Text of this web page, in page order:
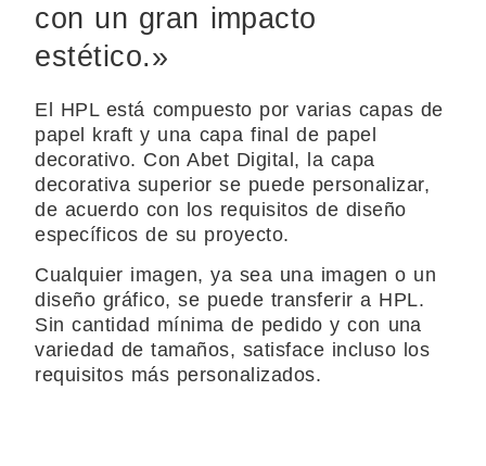
con un gran impacto
estético.»
El HPL está compuesto por varias capas de
papel kraft y una capa final de papel
decorativo. Con Abet Digital, la capa
decorativa superior se puede personalizar,
de acuerdo con los requisitos de diseño
específicos de su proyecto.
Cualquier imagen, ya sea una imagen o un
diseño gráfico, se puede transferir a HPL.
Sin cantidad mínima de pedido y con una
variedad de tamaños, satisface incluso los
requisitos más personalizados.